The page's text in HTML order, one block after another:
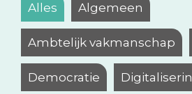
Alles Algemeen
Ambtelijk vakmanschap
Democratie